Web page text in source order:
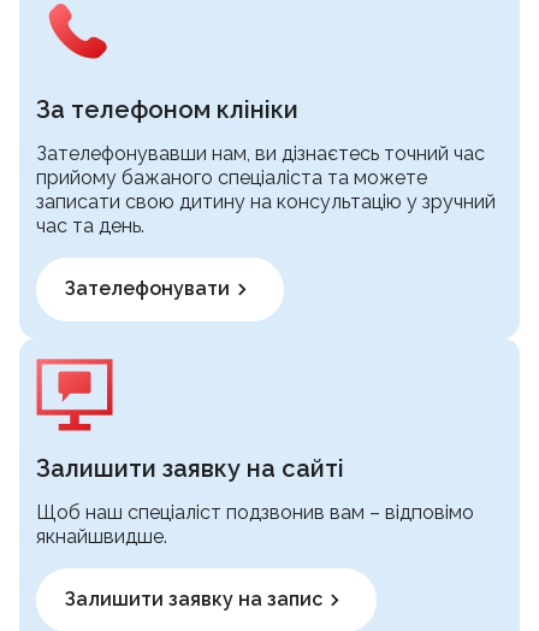
За телефоном клініки
Зателефонувавши нам, ви дізнаєтесь точний час
прийому бажаного спеціаліста та можете
записати свою дитину на консультацію у зручний
час та день.
Зателефонувати
Залишити заявку на сайті
Щоб наш спеціаліст подзвонив вам – відповімо
якнайшвидше.
Залишити заявку на запис